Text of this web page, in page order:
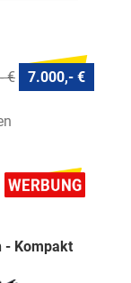
€ 7.000,- €
- Kompakt